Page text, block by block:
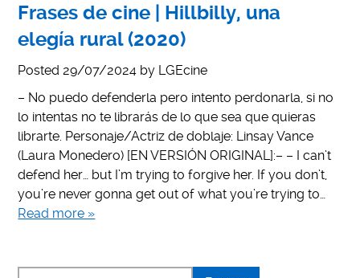
Frases de cine | Hillbilly, una
elegía rural (2020)
Posted 29/07/2024 by LGEcine
– No puedo defenderla pero intento perdonarla, si no
lo intentas no te librarás de lo que sea que quieras
librarte. Personaje/Actriz de doblaje: Linsay Vance
(Laura Monedero) [EN VERSIÓN ORIGINAL]:– – I can’t
defend her… but I’m trying to forgive her. If you don’t,
you’re never gonna get out of what you’re trying to…
Read more »